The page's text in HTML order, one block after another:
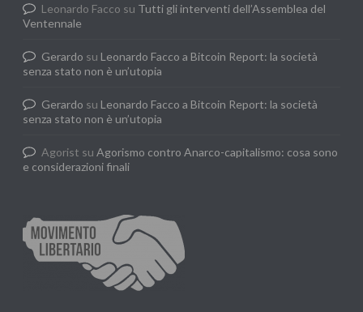
Leonardo Facco su Tutti gli interventi dell’Assemblea del
Ventennale
Gerardo su Leonardo Facco a Bitcoin Report: la società
senza stato non è un’utopia
Gerardo su Leonardo Facco a Bitcoin Report: la società
senza stato non è un’utopia
Agorist suAgorismo contro Anarco-capitalismo: cosa sono
e considerazioni finali